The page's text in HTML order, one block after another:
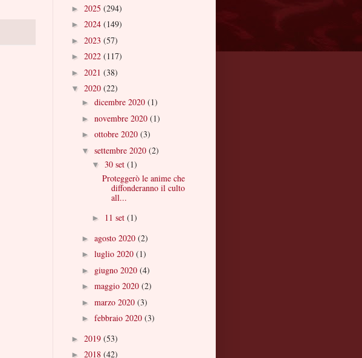
► 2025 (294)
► 2024 (149)
► 2023 (57)
► 2022 (117)
► 2021 (38)
▼ 2020 (22)
► dicembre 2020 (1)
► novembre 2020 (1)
► ottobre 2020 (3)
▼ settembre 2020 (2)
▼ 30 set (1)
Proteggerò le anime che
diffonderanno il culto
all...
► 11 set (1)
► agosto 2020 (2)
► luglio 2020 (1)
► giugno 2020 (4)
► maggio 2020 (2)
► marzo 2020 (3)
► febbraio 2020 (3)
► 2019 (53)
► 2018 (42)